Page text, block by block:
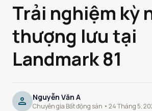
Trải nghiệm kỳ
thượng lưu tại
Landmark 81
person Nguyễn Văn A
Chuyên gia Bất động sản • 24 Tháng 5,